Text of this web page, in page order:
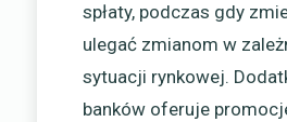
spłaty, podczas gdy
ulegać zmianom w
sytuacji rynkowej.
banków oferuje